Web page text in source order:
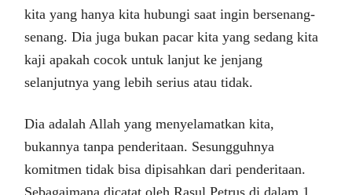
kita yang hanya kita hubungi saat ingin bersenang-
senang. Dia juga bukan pacar kita yang sedang kita
kaji apakah cocok untuk lanjut ke jenjang
selanjutnya yang lebih serius atau tidak.
Dia adalah Allah yang menyelamatkan kita,
bukannya tanpa penderitaan. Sesungguhnya
komitmen tidak bisa dipisahkan dari penderitaan.
Sebagaimana dicatat oleh Rasul Petrus di dalam 1